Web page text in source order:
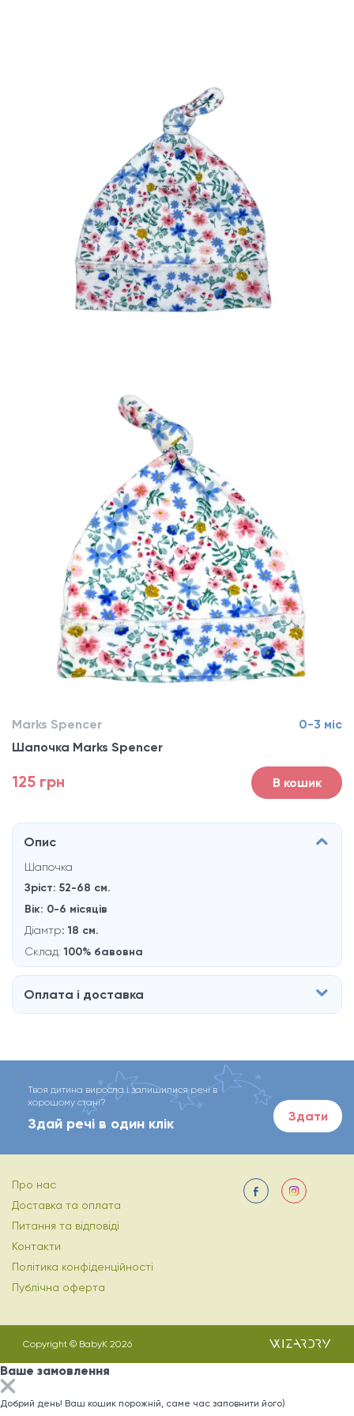
Marks Spencer
0-3 міс
Шапочка Marks Spencer
125 грн В кошик
Опис
Шапочка
Зріст: 52-68 см.
Вік: 0-6 місяців
Діамтр: 18 см.
Склад: 100% бавовна
Оплата і доставка
Твоя дитина виросла і залишилися речі в
хорошому стані?
Здай речі в один клік Здати
Про нас
Доставка та оплата
Питання та відповіді
Контакти
Політика конфіденційності
Публічна оферта
Copyright © BabyK 2026
Ваше замовлення
Добрий день! Ваш кошик порожній, саме час заповнити його)